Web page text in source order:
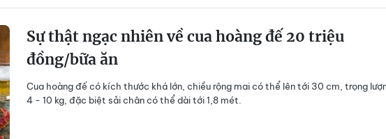
Sự thật ngạc nhiên về cua hoàng đế 20 triệu
đồng/bữa ăn
Cua hoàng đế có kích thước khá lớn, chiều rộng mai có thể lên tới 30 cm, trọng
4 - 10 kg, đặc biệt sải chân có thể dài tới 1,8 mét.